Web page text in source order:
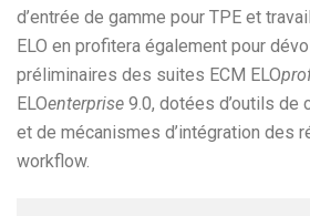
d’entrée de gamme pour TPE et
ELO en profitera également pour
préliminaires des suites ECM ELO
ELOenterprise 9.0, dotées d’outils de
et de mécanismes d’intégration des
workflow.